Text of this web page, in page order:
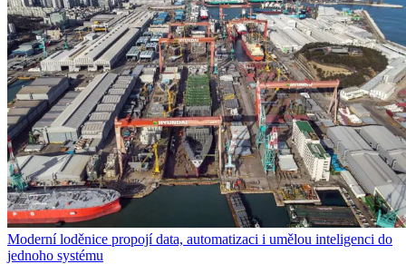
Moderní loděnice propojí data, automatizaci i umělou inteligenci do
jednoho systému